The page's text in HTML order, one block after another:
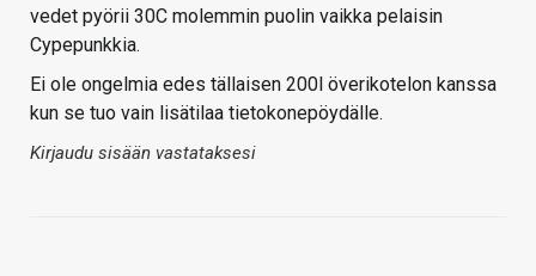
vedet pyörii 30C molemmin puolin vaikka pelaisin
Cypepunkkia.
Ei ole ongelmia edes tällaisen 200l överikotelon kanssa
kun se tuo vain lisätilaa tietokonepöydälle.
Kirjaudu sisään vastataksesi